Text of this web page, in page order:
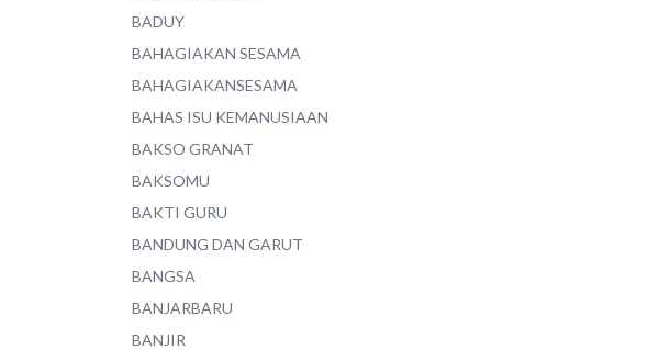
BADUY
BAHAGIAKAN SESAMA
BAHAGIAKANSESAMA
BAHAS ISU KEMANUSIAAN
BAKSO GRANAT
BAKSOMU
BAKTI GURU
BANDUNG DAN GARUT
BANGSA
BANJARBARU
BANJIR